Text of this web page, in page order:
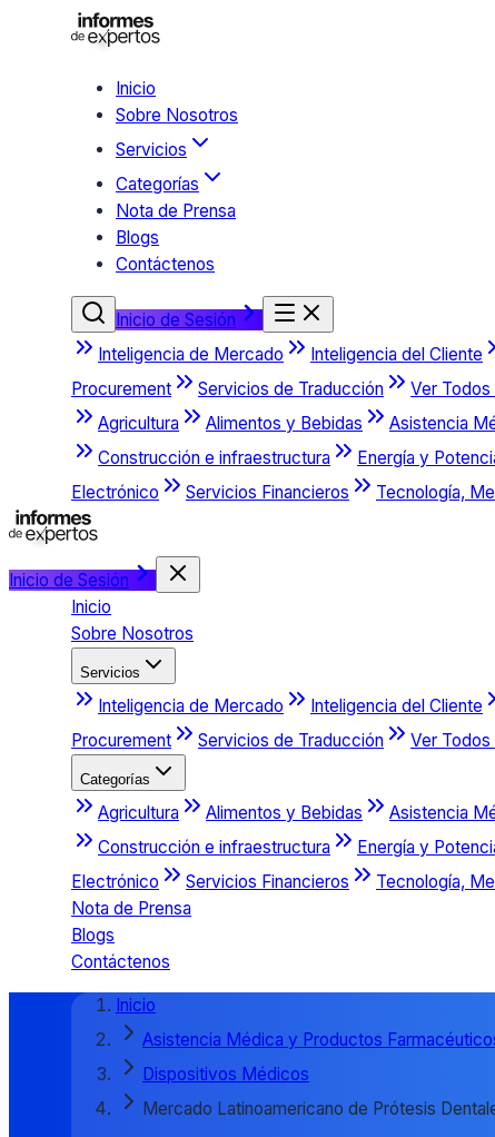
Inicio
Sobre Nosotros
Servicios
Categorías
Nota de Prensa
Blogs
Contáctenos
Inicio de Sesión
Inteligencia de Mercado
Inteligencia del Cliente
Procurement
Servicios de Traducción
Ver
Agricultura
Alimentos y Bebidas Asistencia
Construcción e infraestructura
Energía y
Electrónico
Servicios Financieros Tecnología,
Inicio de Sesión
Inicio
Sobre Nosotros
Servicios
Inteligencia de Mercado Inteligencia del Cliente
Procurement
Servicios de Traducción Ver
Categorías
Agricultura Alimentos y Bebidas Asistencia
Construcción e infraestructura
Energía y
Electrónico
Servicios Financieros Tecnología,
Nota de Prensa
Blogs
Contáctenos
Inicio
Asistencia Médica y Productos
Dispositivos Médicos
Mercado Latinoamericano de Prótesis